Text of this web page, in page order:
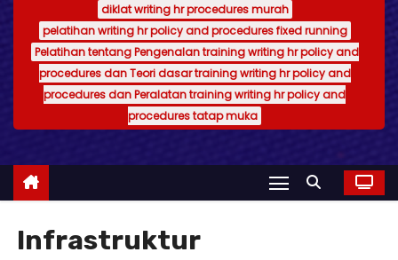
diklat writing hr procedures murah
pelatihan writing hr policy and procedures fixed running
Pelatihan tentang Pengenalan training writing hr policy and
procedures dan Teori dasar training writing hr policy and
procedures dan Peralatan training writing hr policy and
procedures tatap muka
Infrastruktur